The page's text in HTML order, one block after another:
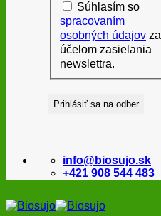
Súhlasím so
spracovaním
osobných údajov za
účelom zasielania
newslettra.
info@biosujo.sk
+421 908 544 483